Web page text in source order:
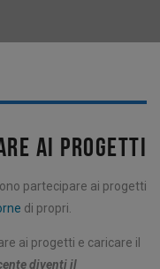
AI PROGETTI
partecipare ai progetti
di propri.
ai progetti e caricare il
diventi il